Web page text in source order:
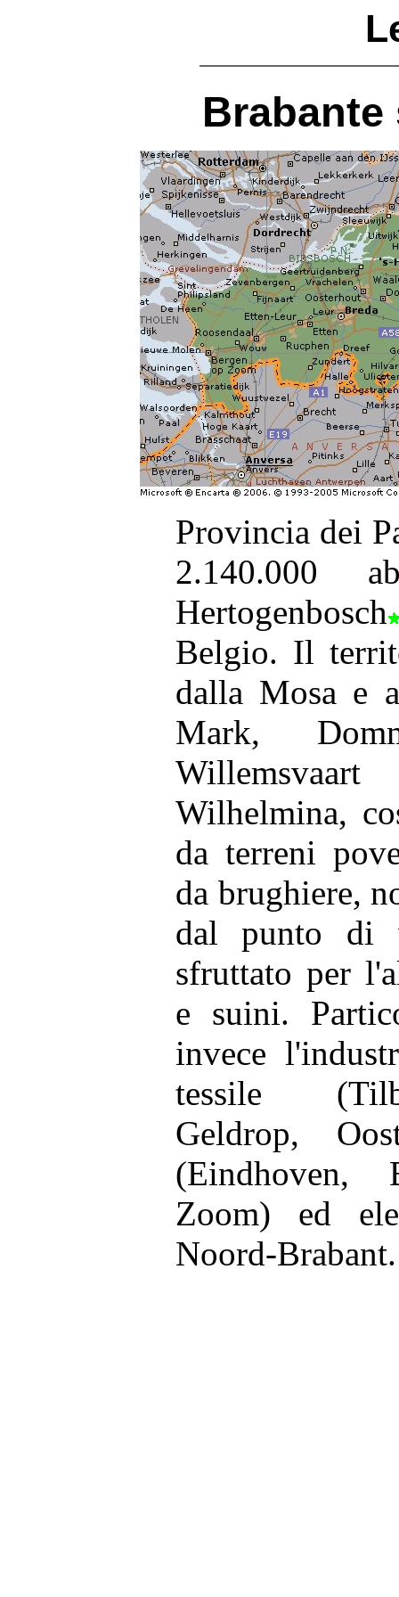
Provincia dei
2.140.000
Hertogenbosch
Belgio. Il
dalla Mosa e
Mark,
Wilhelmina,
da terreni
da brughiere,
dal punto di
sfruttato per
e suini.
invece
tessile
Geldrop,
(Eindhoven,
Zoom) ed
Noord-Brabant.